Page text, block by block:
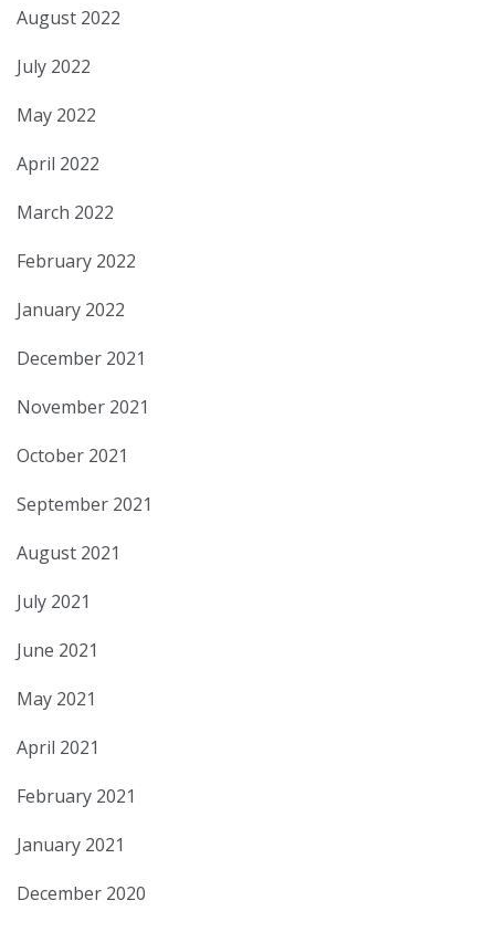
August 2022
July 2022
May 2022
April 2022
March 2022
February 2022
January 2022
December 2021
November 2021
October 2021
September 2021
August 2021
July 2021
June 2021
May 2021
April 2021
February 2021
January 2021
December 2020